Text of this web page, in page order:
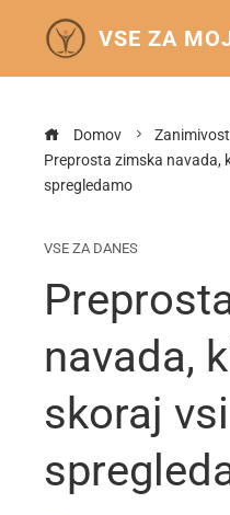
VSE ZA
Domov
Preprosta zimska navada,
spregledamo
VSE ZA DANES
navada,
skoraj vsi